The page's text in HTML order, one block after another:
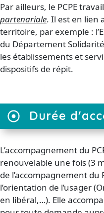
Par ailleurs, le PCPE
partenariale. Il est en lien
territoire, par exemple :
du Département
les établissements et
dispositifs de répit.
Durée
L’accompagnement du
renouvelable une fois (3
de l’accompagnement du
l’orientation de l’usager
en libéral,…). Elle